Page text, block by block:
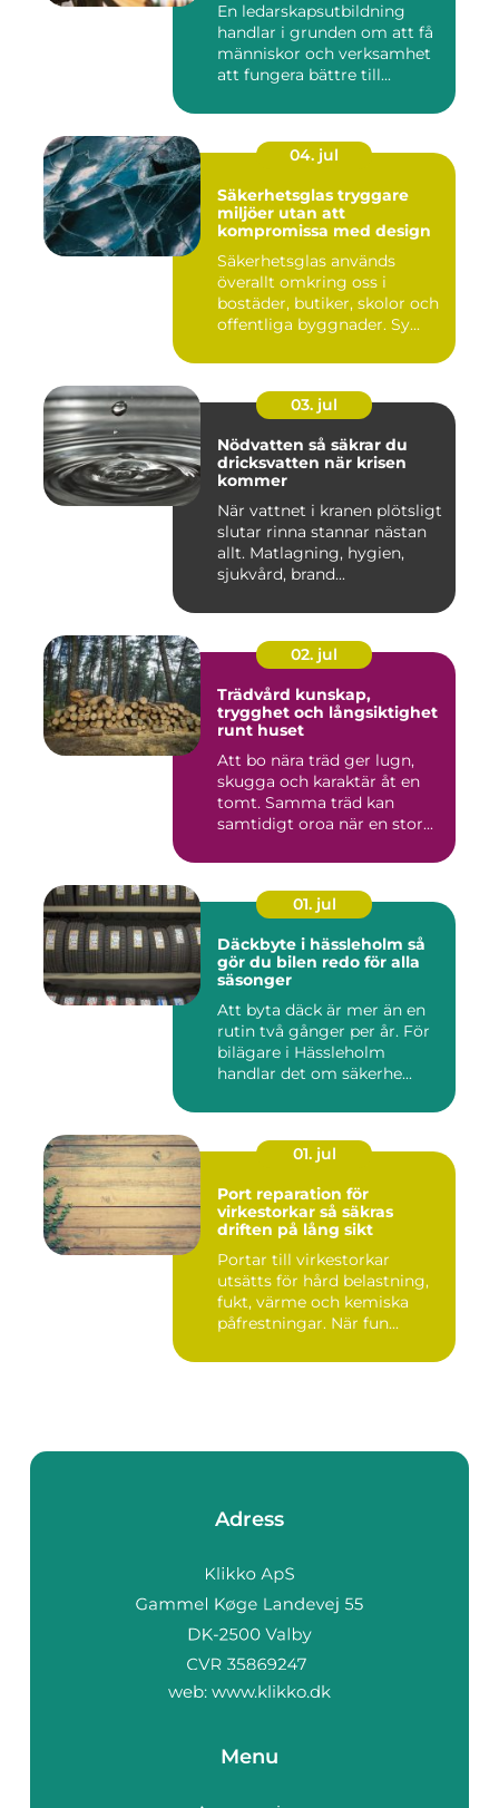
En ledarskapsutbildning
handlar i grunden om att få
människor och verksamhet
att fungera bättre till...
04. jul
Säkerhetsglas tryggare
miljöer utan att
kompromissa med design
Säkerhetsglas används
överallt omkring oss i
bostäder, butiker, skolor och
offentliga byggnader. Sy...
03. jul
Nödvatten så säkrar du
dricksvatten när krisen
kommer
När vattnet i kranen plötsligt
slutar rinna stannar nästan
allt. Matlagning, hygien,
sjukvård, brand...
02. jul
Trädvård kunskap,
trygghet och långsiktighet
runt huset
Att bo nära träd ger lugn,
skugga och karaktär åt en
tomt. Samma träd kan
samtidigt oroa när en stor...
01. jul
Däckbyte i hässleholm så
gör du bilen redo för alla
säsonger
Att byta däck är mer än en
rutin två gånger per år. För
bilägare i Hässleholm
handlar det om säkerhe...
01. jul
Port reparation för
virkestorkar så säkras
driften på lång sikt
Portar till virkestorkar
utsätts för hård belastning,
fukt, värme och kemiska
påfrestningar. När fun...
Adress
web: www.klikko.dk
Menu